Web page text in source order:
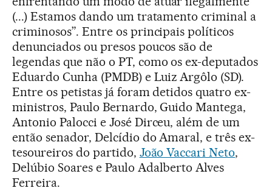
(...) Estamos dando um tratamento criminal a
criminosos”. Entre os principais políticos
denunciados ou presos poucos são de
legendas que não o PT, como os ex-deputados
Eduardo Cunha (PMDB) e Luiz Argôlo (SD).
Entre os petistas já foram detidos quatro ex-
ministros, Paulo Bernardo, Guido Mantega,
Antonio Palocci e José Dirceu, além de um
então senador, Delcídio do Amaral, e três ex-
tesoureiros do partido, João Vaccari Neto,
Delúbio Soares e Paulo Adalberto Alves
Ferreira.